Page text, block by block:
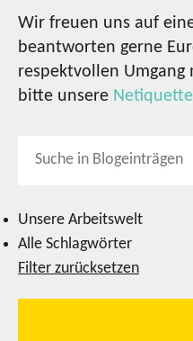
Wir freuen uns auf
beantworten gerne
respektvollen
bitte unsere Netiquette
Unsere Arbeitswelt
Alle Schlagwörter
Filter zurücksetzen